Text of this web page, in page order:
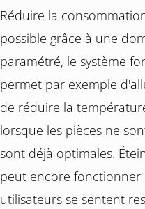
Réduire la
possible grâce à une
paramétré, le système
permet par exemple
de réduire la
lorsque les pièces ne
sont déjà optimales.
peut encore fonctionner
utilisateurs se sentent